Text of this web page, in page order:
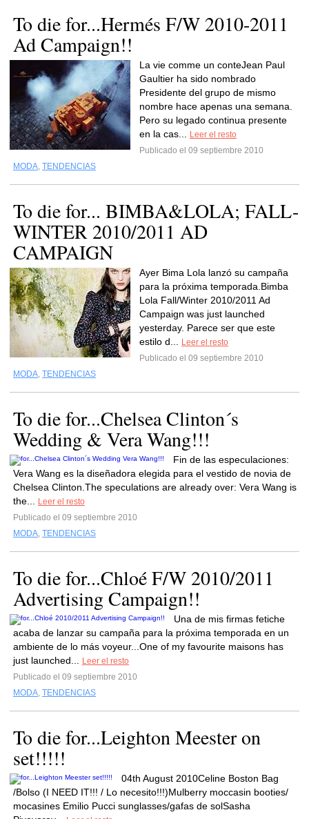
To die for...Hermés F/W 2010-2011
Ad Campaign!!
La vie comme un conteJean Paul
Gaultier ha sido nombrado
Presidente del grupo de mismo
nombre hace apenas una semana.
Pero su legado continua presente
en la cas...
Leer el resto
Publicado el 09 septiembre 2010
MODA, TENDENCIAS
To die for... BIMBA&LOLA; FALL-
WINTER 2010/2011 AD
CAMPAIGN
Ayer Bima Lola lanzó su campaña
para la próxima temporada.Bimba
Lola Fall/Winter 2010/2011 Ad
Campaign was just launched
yesterday. Parece ser que este
estilo d...
Leer el resto
Publicado el 09 septiembre 2010
MODA, TENDENCIAS
To die for...Chelsea Clinton´s
Wedding & Vera Wang!!!
Fin de las especulaciones:
Vera Wang es la diseñadora elegida para el vestido de novia de
Chelsea Clinton.The speculations are already over: Vera Wang is
the...
Leer el resto
Publicado el 09 septiembre 2010
MODA, TENDENCIAS
To die for...Chloé F/W 2010/2011
Advertising Campaign!!
Una de mis firmas fetiche
acaba de lanzar su campaña para la próxima temporada en un
ambiente de lo más voyeur...One of my favourite maisons has
just launched...
Leer el resto
Publicado el 09 septiembre 2010
MODA, TENDENCIAS
To die for...Leighton Meester on
set!!!!!
04th August 2010Celine Boston Bag
/Bolso (I NEED IT!!! / Lo necesito!!!)Mulberry moccasin booties/
mocasines Emilio Pucci sunglasses/gafas de solSasha